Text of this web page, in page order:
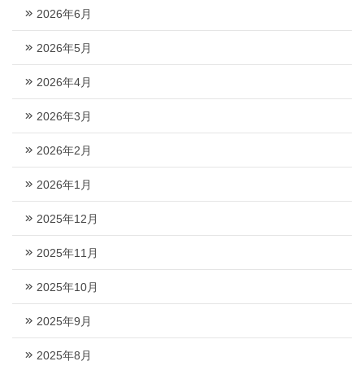
2026年6月
2026年5月
2026年4月
2026年3月
2026年2月
2026年1月
2025年12月
2025年11月
2025年10月
2025年9月
2025年8月